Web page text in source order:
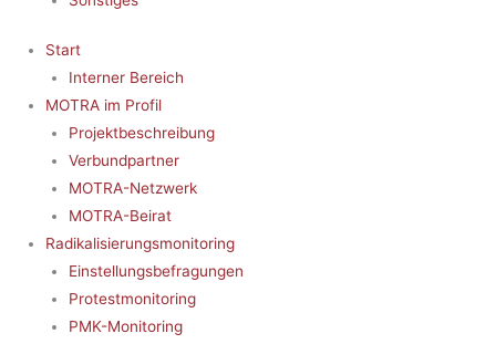
Start
Interner Bereich
MOTRA im Profil
Projektbeschreibung
Verbundpartner
MOTRA-Netzwerk
MOTRA-Beirat
Radikalisierungsmonitoring
Einstellungsbefragungen
Protestmonitoring
PMK-Monitoring